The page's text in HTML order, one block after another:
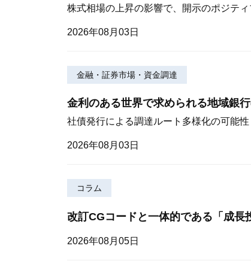
株式相場の上昇の影響で、開示のポジテ
2026年08月03日
金融・証券市場・資金調達
金利のある世界で求められる地域銀
社債発行による調達ルート多様化の可能性
2026年08月03日
コラム
改訂CGコードと一体的である「成長
2026年08月05日